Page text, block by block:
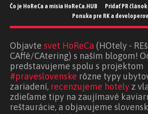
Čo je HoReCa a misia HoReCa.HUB Pridať PR článok
Ponuka pre RK a developerov
Objavte svet HoReCa (HOtely -
CAffé/CAtering) s naším blogom!
predstavujeme spolu s projektom
#praveslovenske rôzne typy
zariadení, recenzujeme hotely z
zdieľame tipy na zaujímavé
reštaurácie, a objavujeme